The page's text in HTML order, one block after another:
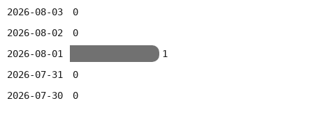
2026-08-03
0
2026-08-02
0
2026-08-01
1
2026-07-31
0
2026-07-30
0